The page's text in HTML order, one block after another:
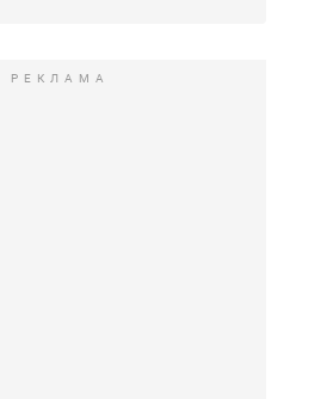
РЕКЛАМА